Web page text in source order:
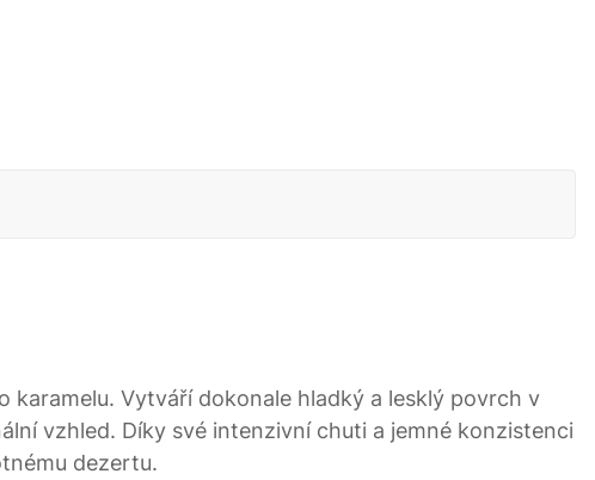
karamelu. Vytváří dokonale hladký a lesklý povrch v
vzhled. Díky své intenzivní chuti a jemné konzistenci
dezertu.